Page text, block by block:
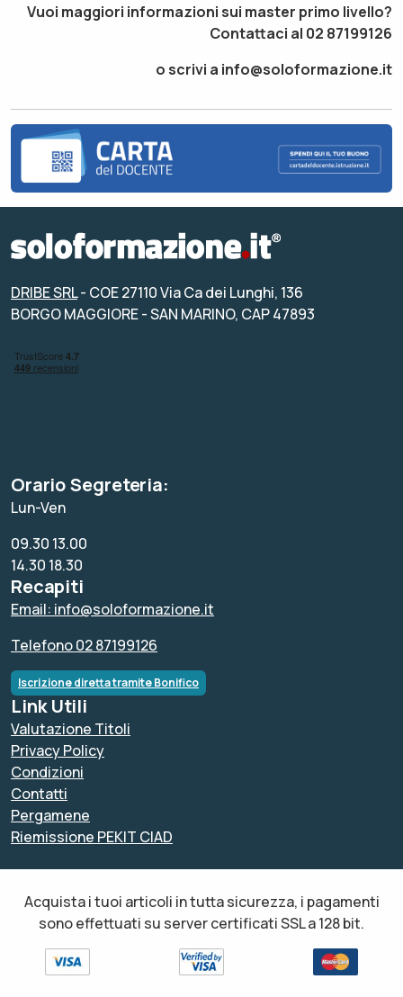
Vuoi maggiori informazioni sui master primo livello?
Contattaci al 02 87199126
o scrivi a info@soloformazione.it
DRIBE SRL- COE 27110 Via Ca dei Lunghi, 136
BORGO MAGGIORE - SAN MARINO, CAP 47893
Orario Segreteria:
Lun-Ven
09.30 13.00
14.30 18.30
Recapiti
Email: info@soloformazione.it
Telefono 02 87199126
Iscrizione diretta tramite Bonifico
Link Utili
Valutazione Titoli
Privacy Policy
Condizioni
Contatti
Pergamene
Riemissione PEKIT CIAD
Acquista i tuoi articoli in tutta sicurezza, i pagamenti
sono effettuati su server certificati SSL a 128 bit.